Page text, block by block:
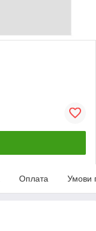
Оплата Умови